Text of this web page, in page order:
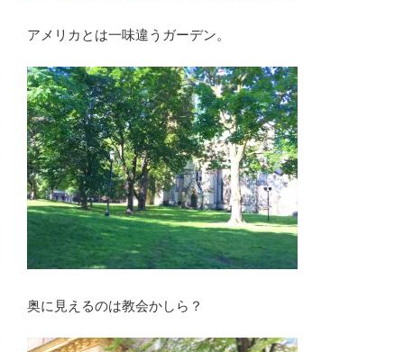
アメリカとは一味違うガーデン。
奥に見えるのは教会かしら？